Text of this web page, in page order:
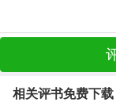
相关评书免费下载